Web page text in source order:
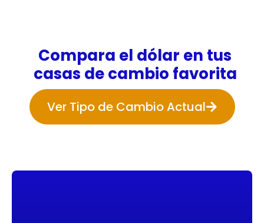
Compara el dólar en tus
casas de cambio favorita
Ver Tipo de Cambio Actual